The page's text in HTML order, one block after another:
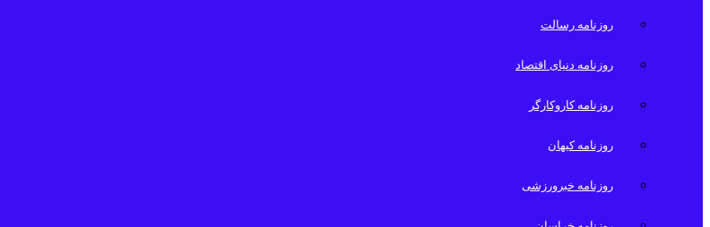
روزنامه رسالت
روزنامه دنیای اقتصاد
روزنامه کاروکارگر
روزنامه کیهان
روزنامه خبرورزشی